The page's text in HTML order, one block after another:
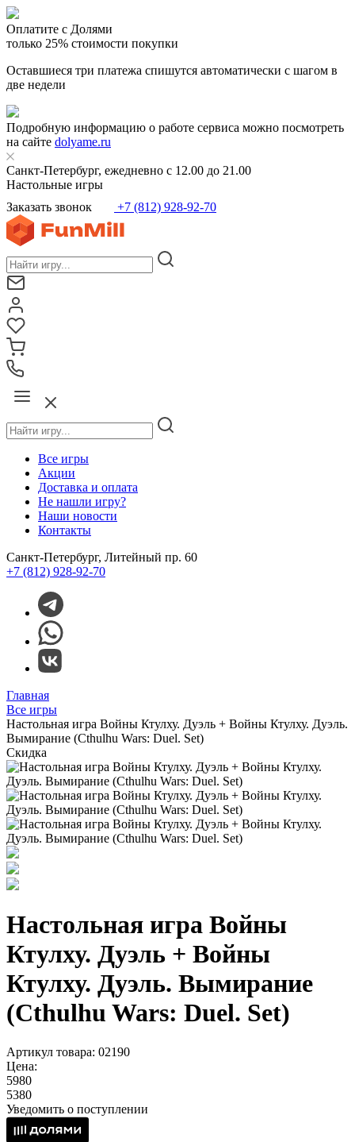
Оплатите с Долями
только 25% стоимости покупки
Оставшиеся три платежа спишутся автоматически с шагом в
две недели
Подробную информацию о работе сервиса можно посмотреть
на сайте dolyame.ru
Санкт-Петербург, ежедневно с 12.00 до 21.00
Настольные игры
Заказать звонок
+7 (812) 928-92-70
Все игры
Акции
Доставка и оплата
Не нашли игру?
Наши новости
Контакты
Санкт-Петербург, Литейный пр. 60
+7 (812) 928-92-70
Главная
Все игры
Настольная игра Войны Ктулху. Дуэль + Войны Ктулху. Дуэль.
Вымирание (Cthulhu Wars: Duel. Set)
Скидка
Настольная игра Войны
Ктулху. Дуэль + Войны
Ктулху. Дуэль. Вымирание
(Cthulhu Wars: Duel. Set)
Артикул товара: 02190
Цена:
5980
5380
Уведомить о поступлении